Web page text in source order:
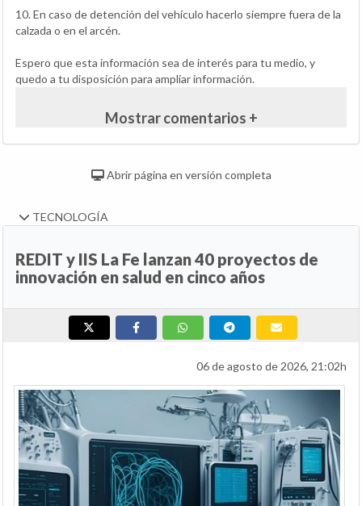
10. En caso de detención del vehículo hacerlo siempre fuera de la
calzada o en el arcén.
Espero que esta información sea de interés para tu medio, y
quedo a tu disposición para ampliar información.
Mostrar comentarios +
Abrir página en versión completa
TECNOLOGÍA
REDIT y IIS La Fe lanzan 40 proyectos de
innovación en salud en cinco años
06 de agosto de 2026, 21:02h